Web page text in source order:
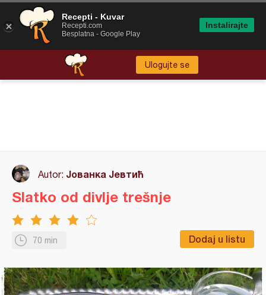
Ulogujte se
Autor: Јованка Јевтић
70 min Dodaj u listu
Slatko od divlje trešnje
Recepti - Kuvar
Recepti.com
Besplatna - Google Play
Instalirajte